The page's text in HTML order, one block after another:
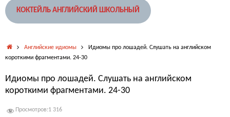
КОКТЕЙЛЬ АНГЛИЙСКИЙ ШКОЛЬНЫЙ
ГлавнаяАнглийские идиомы
Идиомы про лошадей. Слушать на английском
короткими фрагментами. 24-30
Идиомы про лошадей. Слушать на английском
короткими фрагментами. 24-30
Просмотров:1 316